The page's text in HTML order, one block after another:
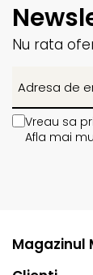
Nu rata
Vreau sa
Afla mai
Magazinul